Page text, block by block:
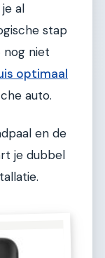
al
stap
nog niet
optimaal
auto.
en de
je dubbel